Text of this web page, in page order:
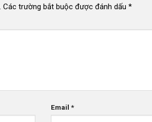
Các trường bắt buộc được đánh dấu *
Email*